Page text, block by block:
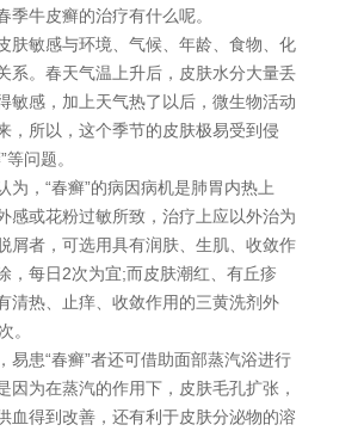
季牛皮癣的治疗有什么呢。
敏感与环境、气候、年龄、食物、化
系。春天气温上升后，皮肤水分大量丢
敏感，加上天气热了以后，微生物活动
，所以，这个季节的皮肤极易受到侵
问题。
，“春癣”的病因病机是肺胃内热上
感或花粉过敏所致，治疗上应以外治为
屑者，可选用具有润肤、生肌、收敛作
，每日2次为宜;而皮肤潮红、有丘疹
清热、止痒、收敛作用的三黄洗剂外
。
患“春癣”者还可借助面部蒸汽浴进行
因为在蒸汽的作用下，皮肤毛孔扩张，
血得到改善，还有利于皮肤分泌物的溶